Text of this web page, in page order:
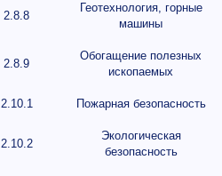
2.8.8
Геотехнология, горные
машины
2.8.9
Обогащение полезных
ископаемых
2.10.1 Пожарная безопасность
2.10.2
Экологическая
безопасность